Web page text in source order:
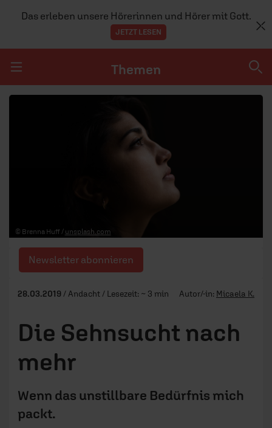
Das erleben unsere Hörerinnen und Hörer mit Gott.
JETZT LESEN
Navigation überspringen
Themen
TEAM
© Brenna Huff / unsplash.com
Newsletter abonnieren
28.03.2019 / Andacht / Lesezeit: ~ 3 min Autor/-in: Micaela K.
Die Sehnsucht nach
mehr
Wenn das unstillbare Bedürfnis mich
packt.